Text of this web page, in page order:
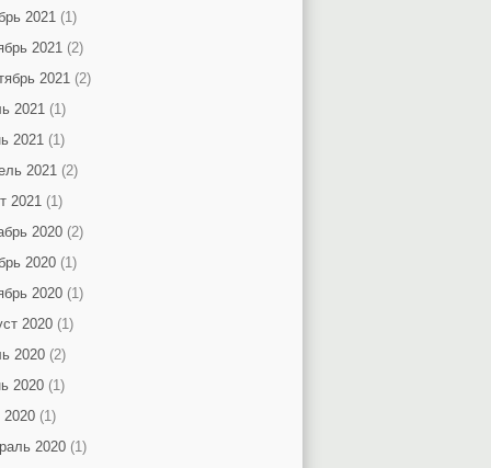
2021(1)
2021(2)
2021(2)
2021(1)
2021(1)
2021(2)
2021(1)
2020(2)
2020(1)
2020(1)
2020(1)
2020(2)
2020(1)
(1)
2020(1)